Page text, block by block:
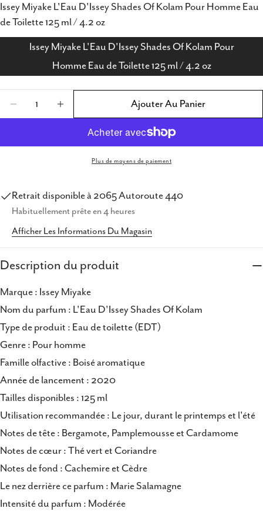
Issey Miyake L'Eau D'Issey Shades Of Kolam Pour Homme Eau
de Toilette 125 ml / 4.2 oz
Issey Miyake L'Eau D'Issey Shades Of Kolam Pour
Homme Eau de Toilette 125 ml / 4.2 oz
Diminuer La Quantité Pour Issey Miyake
Augmenter La Quantité Pour Issey
Ajouter Au Panier
Plus de moyens de paiement
Retrait disponible à 2065 Autoroute 440
Habituellement prête en 4 heures
Afficher Les Informations Du Magasin
Description du produit
Marque : Issey Miyake
Nom du parfum : L'Eau D'Issey Shades Of Kolam
Type de produit : Eau de toilette (EDT)
Genre : Pour homme
Famille olfactive : Boisé aromatique
Année de lancement : 2020
Tailles disponibles : 125 ml
Utilisation recommandée : Le jour, durant le printemps et l'été
Notes de tête : Bergamote, Pamplemousse et Cardamome
Notes de cœur : Thé vert et Coriandre
Notes de fond : Cachemire et Cèdre
Le nez derrière ce parfum : Marie Salamagne
Intensité du parfum : Modérée
Partager
Partager
sur
Facebook
Partager
sur
X
Épingler
sur
Pinterest